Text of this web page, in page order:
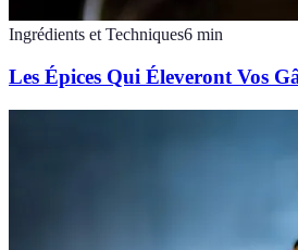
Ingrédients et Techniques6 min
Les Épices Qui Éleveront Vos